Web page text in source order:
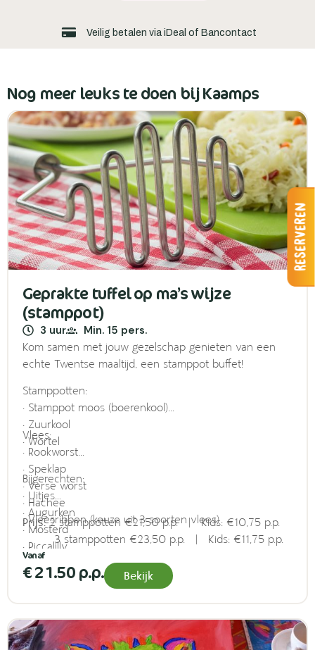
Veilig betalen via iDeal of Bancontact
Nog meer leuks te doen bij Kaamps
Geprakte tuffel op ma’s wijze
(stamppot)
3 uur Min. 15 pers.
Kom samen met jouw gezelschap genieten van een
echte Twentse maaltijd, een stamppot buffet!
Stamppotten:
• Stamppot moos (boerenkool)
• Zuurkool
• Wortel
Vlees:
• Rookworst
• Speklap
• Verse worst
• Hachee
• Vleesribben (keuze uit 3 soorten vlees)
Bijgerechten:
• Uitjes
• Augurken
• Mosterd
• Piccalilly
• Jus
• Appelmoes
Prijs:2 stamppotten €21,50 p.p. | Kids: €10,75 p.p.
3 stamppotten €23,50 p.p. | Kids: €11,75 p.p.
€ 21.50 p.p. Bekijk
Reserveren